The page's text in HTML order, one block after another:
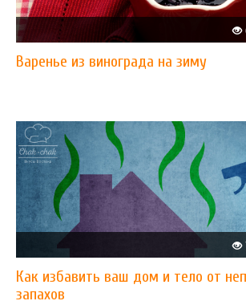
Варенье из винограда на зиму
Как избавить ваш дом и тело от
запахов